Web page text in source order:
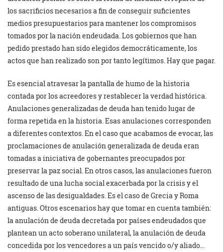
los sacrificios necesarios a fin de conseguir suficientes
medios presupuestarios para mantener los compromisos
tomados por la nación endeudada. Los gobiernos que han
pedido prestado han sido elegidos democráticamente, los
actos que han realizado son por tanto legítimos. Hay que pagar.
Es esencial atravesar la pantalla de humo de la historia
contada por los acreedores y restablecer la verdad histórica.
Anulaciones generalizadas de deuda han tenido lugar de
forma repetida en la historia. Esas anulaciones corresponden
a diferentes contextos. En el caso que acabamos de evocar, las
proclamaciones de anulación generalizada de deuda eran
tomadas a iniciativa de gobernantes preocupados por
preservar la paz social. En otros casos, las anulaciones fueron
resultado de una lucha social exacerbada por la crisis y el
ascenso de las desigualdades. Es el caso de Grecia y Roma
antiguas. Otros escenarios hay que tomar en cuenta también:
la anulación de deuda decretada por países endeudados que
plantean un acto soberano unilateral, la anulación de deuda
concedida por los vencedores a un país vencido o/y aliado…